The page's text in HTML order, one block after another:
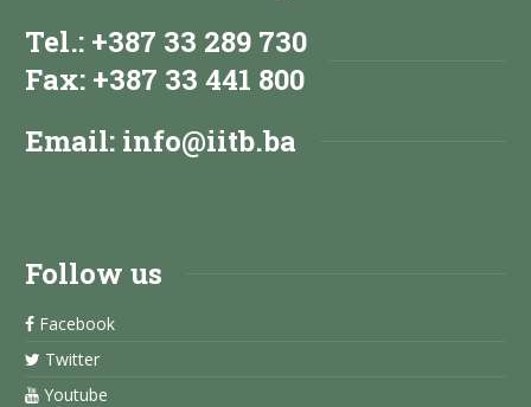
Tel.: +387 33 289 730
Fax: +387 33 441 800
Email: info@iitb.ba
Follow us
Facebook
Twitter
Youtube